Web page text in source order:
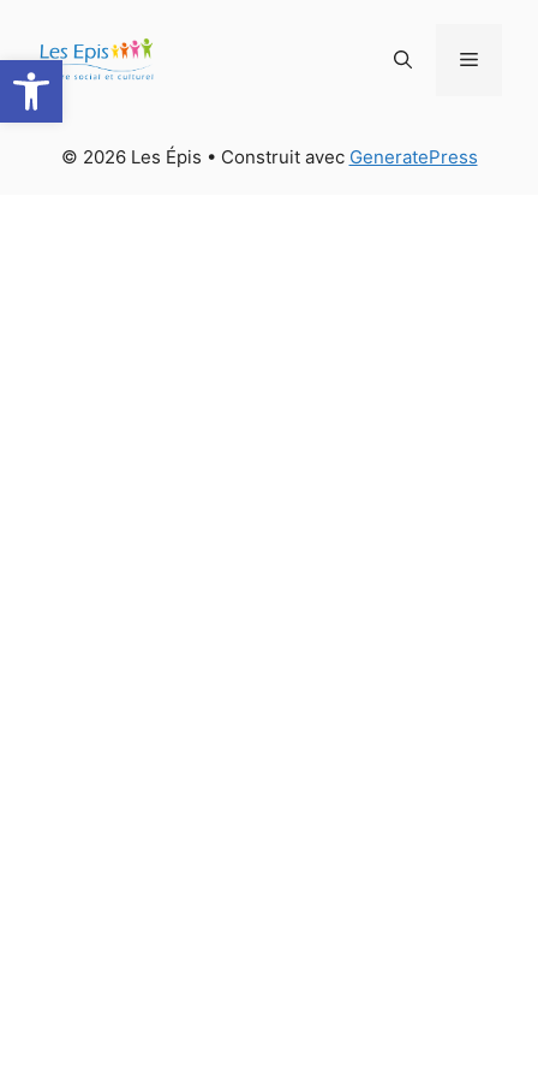
Ouvrir la barre d’outils
contenu
Menu
© 2026 Les Épis • Construit avec GeneratePress